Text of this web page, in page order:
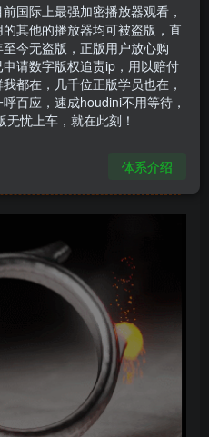
关注 私信
304
国际上最强加密播放器观看，
其他的播放器均可被盗版，直
今无盗版，正版用户放心购
请数字版权追责ip，用以赔付
都在，几千位正版学员也在，
百应，速成houdini不用等待，
忧上车，就在此刻！
体系介绍